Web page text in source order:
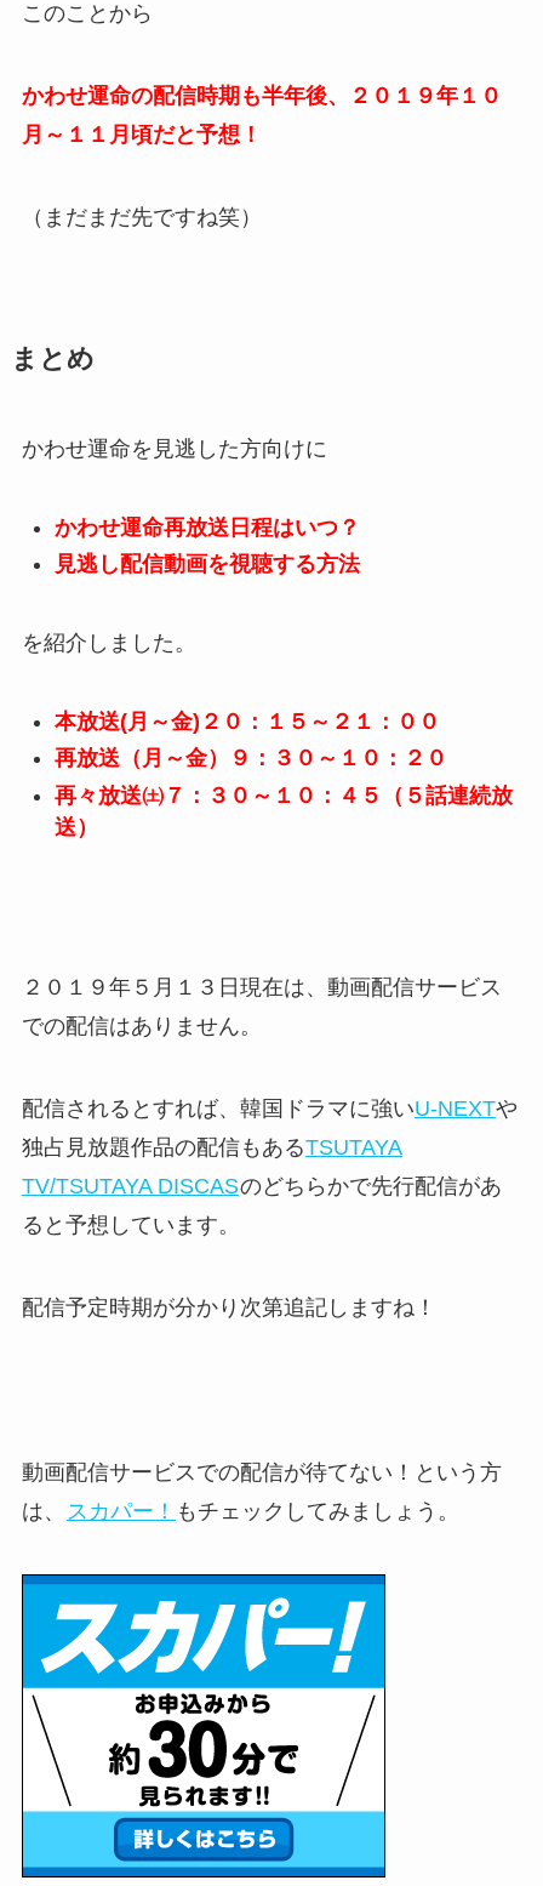
このことから
かわせ運命の配信時期も半年後、２０１９年１０
月～１１月頃だと予想！
（まだまだ先ですね笑）
まとめ
かわせ運命を見逃した方向けに
かわせ運命再放送日程はいつ？
見逃し配信動画を視聴する方法
を紹介しました。
本放送(月～金)２０：１５～２１：００
再放送（月～金）９：３０～１０：２０
再々放送㈯７：３０～１０：４５（５話連続放
送）
２０１９年５月１３日現在は、動画配信サービス
での配信はありません。
配信されるとすれば、韓国ドラマに強いU-NEXTや
独占見放題作品の配信もあるTSUTAYA
TV/TSUTAYA DISCASのどちらかで先行配信があ
ると予想しています。
配信予定時期が分かり次第追記しますね！
動画配信サービスでの配信が待てない！という方
は、
スカパー！ もチェックしてみましょう。